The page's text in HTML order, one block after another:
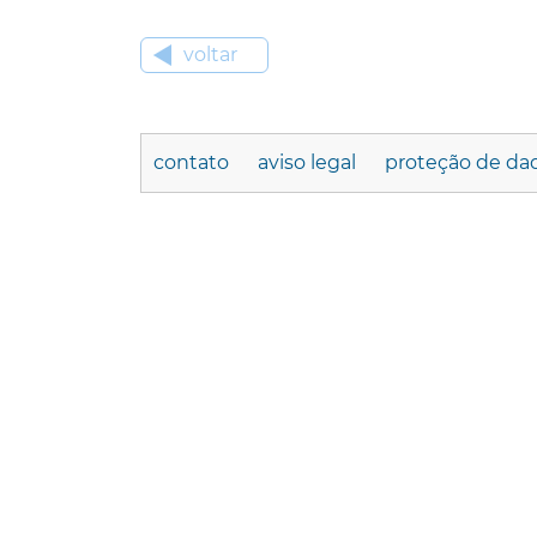
voltar
contato aviso legal proteção de